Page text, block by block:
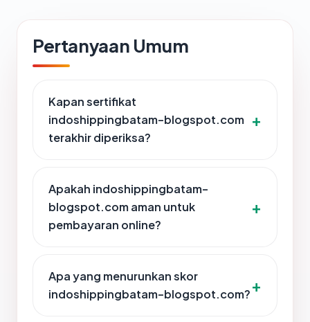
Pertanyaan Umum
Kapan sertifikat
indoshippingbatam-blogspot.com
terakhir diperiksa?
Apakah indoshippingbatam-
blogspot.com aman untuk
pembayaran online?
Apa yang menurunkan skor
indoshippingbatam-blogspot.com?